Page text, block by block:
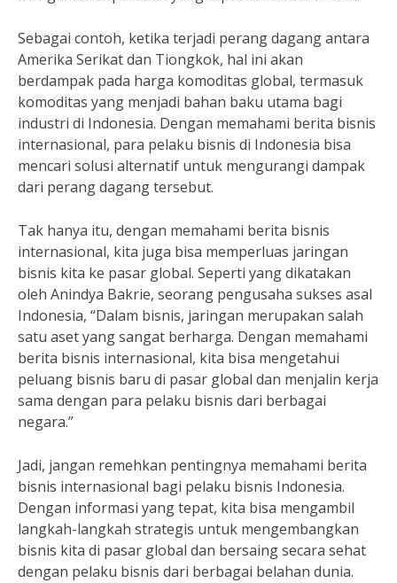
Sebagai contoh, ketika terjadi perang dagang antara
Amerika Serikat dan Tiongkok, hal ini akan
berdampak pada harga komoditas global, termasuk
komoditas yang menjadi bahan baku utama bagi
industri di Indonesia. Dengan memahami berita bisnis
internasional, para pelaku bisnis di Indonesia bisa
mencari solusi alternatif untuk mengurangi dampak
dari perang dagang tersebut.
Tak hanya itu, dengan memahami berita bisnis
internasional, kita juga bisa memperluas jaringan
bisnis kita ke pasar global. Seperti yang dikatakan
oleh Anindya Bakrie, seorang pengusaha sukses asal
Indonesia, “Dalam bisnis, jaringan merupakan salah
satu aset yang sangat berharga. Dengan memahami
berita bisnis internasional, kita bisa mengetahui
peluang bisnis baru di pasar global dan menjalin kerja
sama dengan para pelaku bisnis dari berbagai
negara.”
Jadi, jangan remehkan pentingnya memahami berita
bisnis internasional bagi pelaku bisnis Indonesia.
Dengan informasi yang tepat, kita bisa mengambil
langkah-langkah strategis untuk mengembangkan
bisnis kita di pasar global dan bersaing secara sehat
dengan pelaku bisnis dari berbagai belahan dunia.